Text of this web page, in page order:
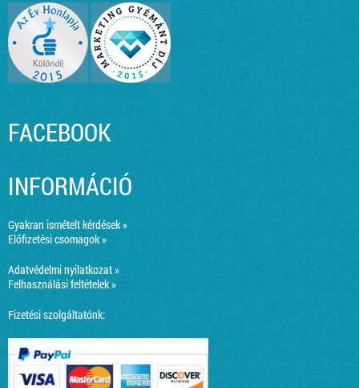
FACEBOOK
INFORMÁCIÓ
Gyakran ismételt kérdések »
Előfizetési csomagok »
Adatvédelmi nyilatkozat »
Felhasználási feltételek »
Fizetési szolgáltatónk: